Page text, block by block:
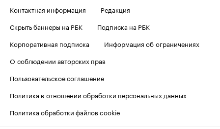
Контактная информация
Редакция
Скрыть баннеры на РБК
Подписка на РБК
Корпоративная подписка
Информация об ограничениях
О соблюдении авторских прав
Пользовательское соглашение
Политика в отношении обработки персональных данных
Политика обработки файлов cookie